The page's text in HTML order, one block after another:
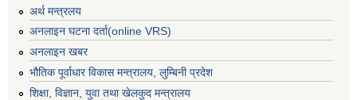
अर्थ मन्त्रलय
अनलाइन घटना दर्ता(online VRS)
अनलाइन खबर
भौतिक पूर्वाधार विकास मन्त्रालय, लुम्बिनी प्रदेश
शिक्षा, विज्ञान, युवा तथा खेलकुद मन्‍‍त्रालय